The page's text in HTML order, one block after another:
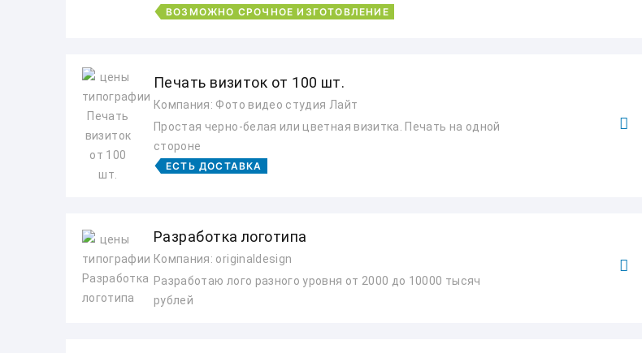
ВОЗМОЖНО СРОЧНОЕ ИЗГОТОВЛЕНИЕ
Печать визиток от 100 шт.
Компания: Фото видео студия Лайт
Простая черно-белая или цветная визитка. Печать на одной
стороне
ЕСТЬ ДОСТАВКА
Разработка логотипа
Компания: originaldesign
Разработаю лого разного уровня от 2000 до 10000 тысяч
рублей